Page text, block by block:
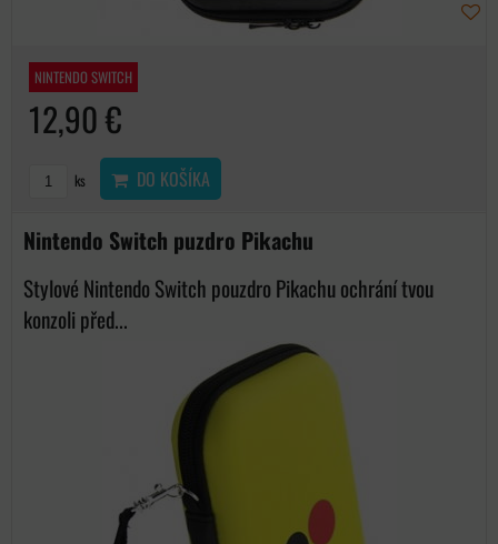
NINTENDO SWITCH
12,90 €
ks DO KOŠÍKA
Nintendo Switch puzdro Pikachu
Stylové Nintendo Switch pouzdro Pikachu ochrání tvou
konzoli před...